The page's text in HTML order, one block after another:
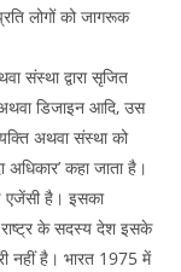
लोगों को जागरूक
संस्था द्वारा सृजित
डिजाइन आदि, उस
अथवा संस्था को
अधिकार’ कहा जाता है।
एजेंसी है। इसका
के सदस्य देश इसके
नहीं है। भारत 1975 में